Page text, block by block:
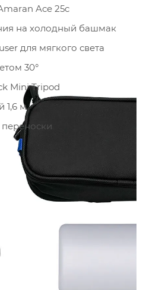
Ace 25c
на холодный башмак
для мягкого света
30°
Mini Tripod
1,6 м